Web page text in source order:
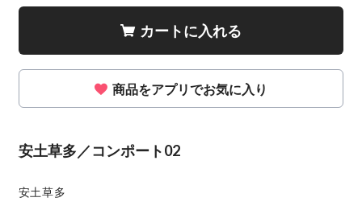
カートに入れる
商品をアプリでお気に入り
安土草多／コンポート02
安土草多